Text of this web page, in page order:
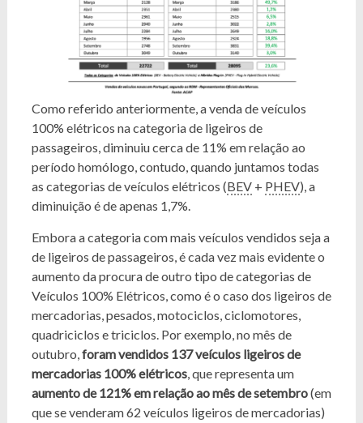
Como referido anteriormente, a venda de veículos
100% elétricos na categoria de ligeiros de
passageiros, diminuiu cerca de 11% em relação ao
período homólogo, contudo, quando juntamos todas
as categorias de veículos elétricos (BEV+ PHEV), a
diminuição é de apenas 1,7%.
Embora a categoria com mais veículos vendidos seja a
de ligeiros de passageiros, é cada vez mais evidente o
aumento da procura de outro tipo de categorias de
Veículos 100% Elétricos, como é o caso dos ligeiros de
mercadorias, pesados, motociclos, ciclomotores,
quadriciclos e triciclos. Por exemplo, no mês de
outubro,foram vendidos 137 veículos ligeiros de
mercadorias 100% elétricos, que representa um
aumento de 121% em relação ao mês de setembro(em
que se venderam 62 veículos ligeiros de mercadorias)